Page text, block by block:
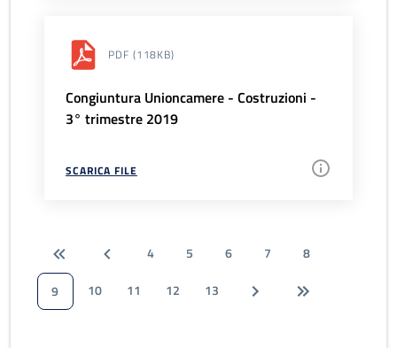
PDF (118KB)
Congiuntura Unioncamere - Costruzioni -
3° trimestre 2019
SCARICA FILE
4 5 6 7
8
9
10 11 12 13